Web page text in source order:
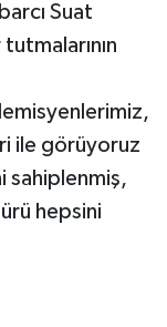
Suat
ile görüyoruz
sahiplenmiş,
hepsini